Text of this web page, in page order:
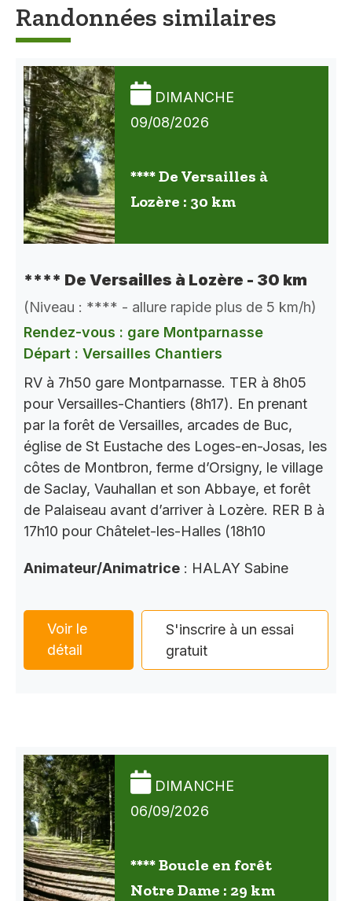
Randonnées similaires
DIMANCHE
09/08/2026
**** De Versailles à
Lozère : 30 km
**** De Versailles à Lozère - 30 km
(Niveau : **** - allure rapide plus de 5 km/h)
Rendez-vous : gare Montparnasse
Départ : Versailles Chantiers
RV à 7h50 gare Montparnasse. TER à 8h05
pour Versailles-Chantiers (8h17). En prenant
par la forêt de Versailles, arcades de Buc,
église de St Eustache des Loges-en-Josas, les
côtes de Montbron, ferme d’Orsigny, le village
de Saclay, Vauhallan et son Abbaye, et forêt
de Palaiseau avant d’arriver à Lozère. RER B à
17h10 pour Châtelet-les-Halles (18h10
Animateur/Animatrice : HALAY Sabine
Voir le
détail
S'inscrire à un essai
gratuit
DIMANCHE
06/09/2026
**** Boucle en forêt
Notre Dame : 29 km